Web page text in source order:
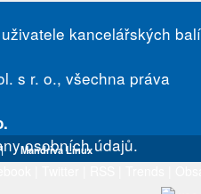
kancelářských
s r. o., všechna práva
osobních údajů.
Mandriva Linux